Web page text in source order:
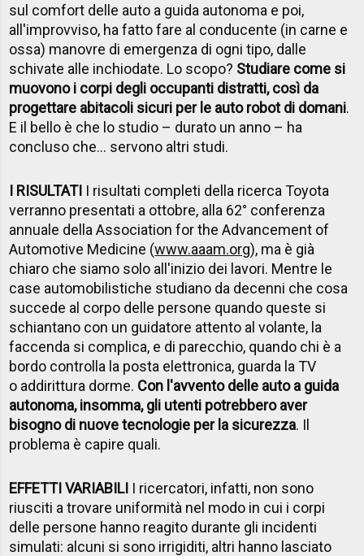
sul comfort delle auto a guida autonoma e poi,
all'improvviso, ha fatto fare al conducente (in carne e
ossa) manovre di emergenza di ogni tipo, dalle
schivate alle inchiodate. Lo scopo? Studiare come si
muovono i corpi degli occupanti distratti, così da
progettare abitacoli sicuri per le auto robot di domani.
E il bello è che lo studio – durato un anno – ha
concluso che... servono altri studi.
I RISULTATI I risultati completi della ricerca Toyota
verranno presentati a ottobre, alla 62° conferenza
annuale della Association for the Advancement of
Automotive Medicine (www.aaam.org), ma è già
chiaro che siamo solo all'inizio dei lavori. Mentre le
case automobilistiche studiano da decenni che cosa
succede al corpo delle persone quando queste si
schiantano con un guidatore attento al volante, la
faccenda si complica, e di parecchio, quando chi è a
bordo controlla la posta elettronica, guarda la TV
o addirittura dorme. Con l'avvento delle auto a guida
autonoma, insomma, gli utenti potrebbero aver
bisogno di nuove tecnologie per la sicurezza. Il
problema è capire quali.
EFFETTI VARIABILI I ricercatori, infatti, non sono
riusciti a trovare uniformità nel modo in cui i corpi
delle persone hanno reagito durante gli incidenti
simulati: alcuni si sono irrigiditi, altri hanno lasciato